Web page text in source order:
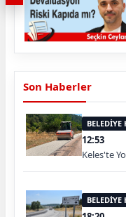
Son Haberler
BELEDİYE
12:53
Keles'te
BELEDİYE